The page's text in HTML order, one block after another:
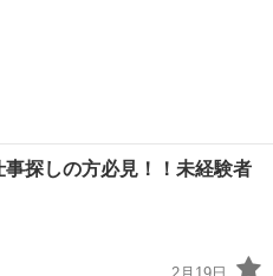
事探しの方必見！！未経験者